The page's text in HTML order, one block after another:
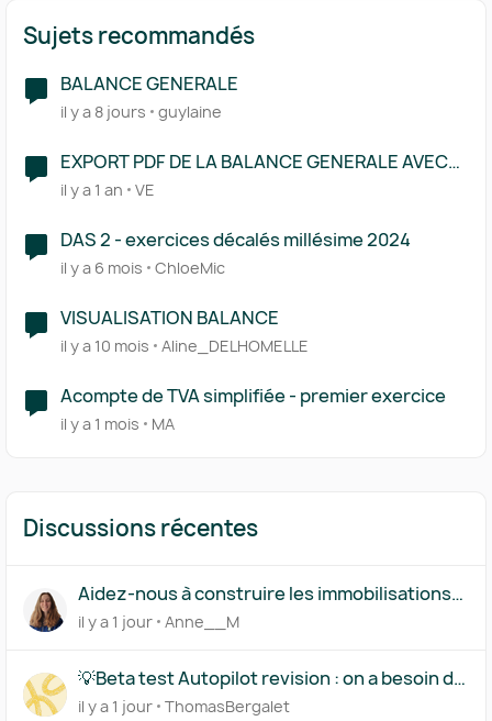
Sujets recommandés
BALANCE GENERALE
il y a 8 jours guylaine
EXPORT PDF DE LA BALANCE GENERALE AVEC
LES COMPTES SELECTIONES
il y a 1 an VE
DAS 2 - exercices décalés millésime 2024
il y a 6 mois ChloeMic
VISUALISATION BALANCE
il y a 10 mois Aline_DELHOMELLE
Acompte de TVA simplifiée - premier exercice
il y a 1 mois MA
Discussions récentes
Aidez-nous à construire les immobilisations
par composants
il y a 1 jour Anne__M
💡Beta test Autopilot revision : on a besoin de
vous !
il y a 1 jour ThomasBergalet